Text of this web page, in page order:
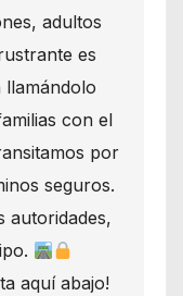
adultos
es
llamándolo
con el
por
seguros.
autoridades,
aquí abajo!